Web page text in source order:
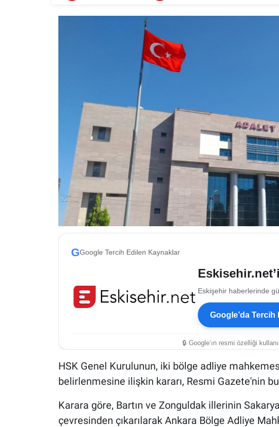
GGoogle Tercih Edilen Kaynaklar
Eskişehir haberlerinde
Google’da Tercih
🔒 Google’ın resmi özelliği
HSK Genel Kurulunun, iki bölge adliye
belirlenmesine ilişkin kararı, Resmi Gazete'nin
Karara göre, Bartın ve Zonguldak illerinin
çevresinden çıkarılarak Ankara Bölge Adliye
ESKİŞEHİR NÖBETÇİ ECZANELER
Eskişehir Tramvay Saatleri
Eskişehir Otobüs Saatleri
Haber Arşivi